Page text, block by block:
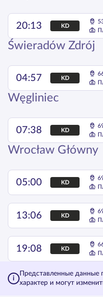
20:13 KD
Świeradów Zdrój
04:57 KD
Węgliniec
07:38 KD
Wrocław Główny
05:00 KD
13:06 KD
19:08 KD
Представленные данные
характер и могут